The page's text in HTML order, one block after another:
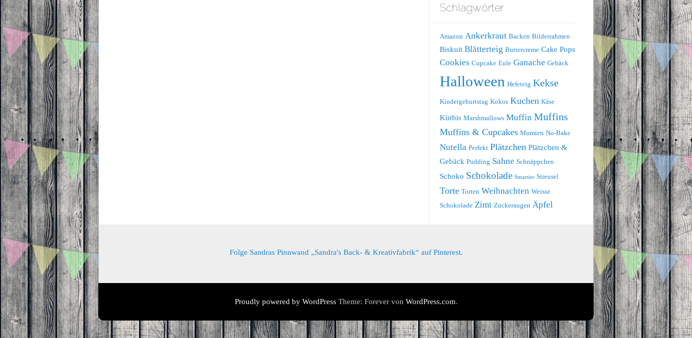
Schlagwörter
Amazon Ankerkraut Backen Bilderrahmen
Biskuit Blätterteig Buttercreme Cake Pops
Cookies Cupcake Eule Ganache Gebäck
Halloween Hefeteig Kekse
Kindergeburtstag Kokos Kuchen Käse
Kürbis Marshmallows Muffin Muffins
Muffins & Cupcakes Mumien No-Bake
Nutella Perfekt Plätzchen Plätzchen &
Gebäck Pudding Sahne Schnäppchen
Schoko Schokolade Smarties Streusel
Torte Torten Weihnachten Weisse
Schokolade Zimt Zuckeraugen Äpfel
Folge Sandras Pinnwand „Sandra's Back- & Kreativfabrik“ auf Pinterest.
Proudly powered by WordPressTheme: Forever von WordPress.com.